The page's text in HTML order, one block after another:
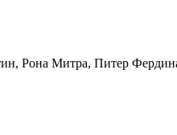
Рона Митра, Питер